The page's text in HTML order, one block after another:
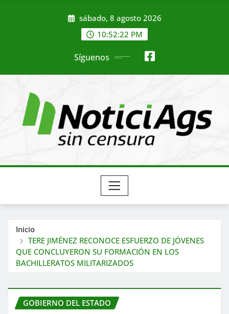
sábado, 8 agosto 2026
10:52:24 PM
Síguenos
Inicio
TERE JIMÉNEZ RECONOCE ESFUERZO DE JÓVENES
QUE CONCLUYERON SU FORMACIÓN EN LOS
BACHILLERATOS MILITARIZADOS
GOBIERNO DEL ESTADO